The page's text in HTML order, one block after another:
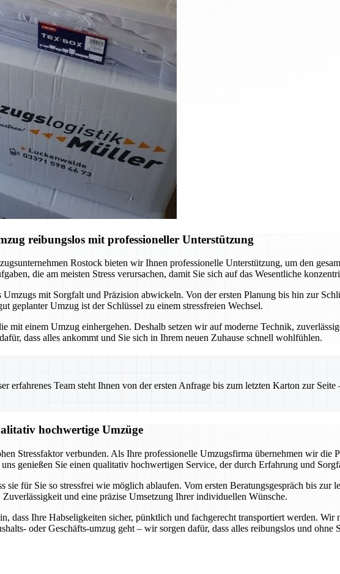
reibungslos mit professioneller Unterstützung
Rostock bieten wir Ihnen professionelle Unterstützung, um den
die am meisten Stress verursachen, damit Sie sich auf das Wesentliche
Umzugs mit Sorgfalt und Präzision abwickeln. Von der ersten Planung bis hin zur
geplanter Umzug ist der Schlüssel zu einem stressfreien Wechsel.
mit einem Umzug einhergehen. Deshalb setzen wir auf moderne Technik,
dass alles ankommt und Sie sich in Ihrem neuen Zuhause schnell wohlfühlen.
erfahrenes Team steht Ihnen von der ersten Anfrage bis zum letzten Karton zur
hochwertige Umzüge
Stressfaktor verbunden. Als Ihre professionelle Umzugsfirma übernehmen wir die
genießen Sie einen qualitativ hochwertigen Service, der durch Erfahrung und
sie für Sie so stressfrei wie möglich ablaufen. Vom ersten Beratungsgespräch bis
und eine präzise Umsetzung Ihrer individuellen Wünsche.
dass Ihre Habseligkeiten sicher, pünktlich und fachgerecht transportiert werden.
oder Geschäfts-umzug geht – wir sorgen dafür, dass alles reibungslos und ohne